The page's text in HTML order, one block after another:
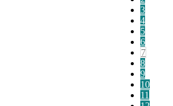
3
4
5
6
7
8
9
10
11